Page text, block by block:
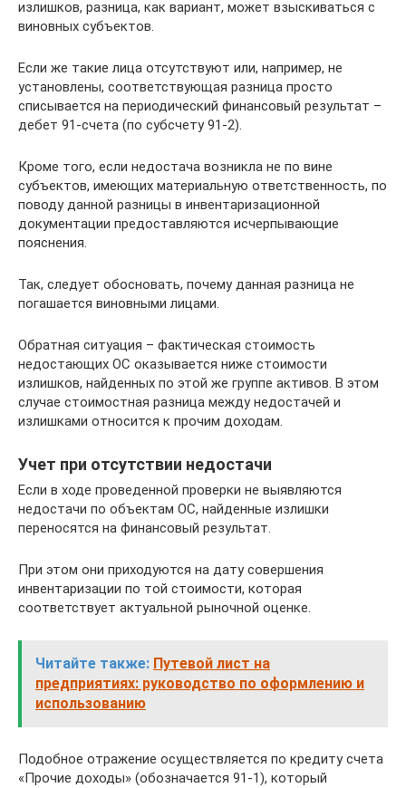
излишков, разница, как вариант, может взыскиваться с
виновных субъектов.
Если же такие лица отсутствуют или, например, не
установлены, соответствующая разница просто
списывается на периодический финансовый результат –
дебет 91-счета (по субсчету 91-2).
Кроме того, если недостача возникла не по вине
субъектов, имеющих материальную ответственность, по
поводу данной разницы в инвентаризационной
документации предоставляются исчерпывающие
пояснения.
Так, следует обосновать, почему данная разница не
погашается виновными лицами.
Обратная ситуация – фактическая стоимость
недостающих ОС оказывается ниже стоимости
излишков, найденных по этой же группе активов. В этом
случае стоимостная разница между недостачей и
излишками относится к прочим доходам.
Учет при отсутствии недостачи
Если в ходе проведенной проверки не выявляются
недостачи по объектам ОС, найденные излишки
переносятся на финансовый результат.
При этом они приходуются на дату совершения
инвентаризации по той стоимости, которая
соответствует актуальной рыночной оценке.
Читайте также: Путевой лист на
предприятиях: руководство по оформлению и
использованию
Подобное отражение осуществляется по кредиту счета
«Прочие доходы» (обозначается 91-1), который